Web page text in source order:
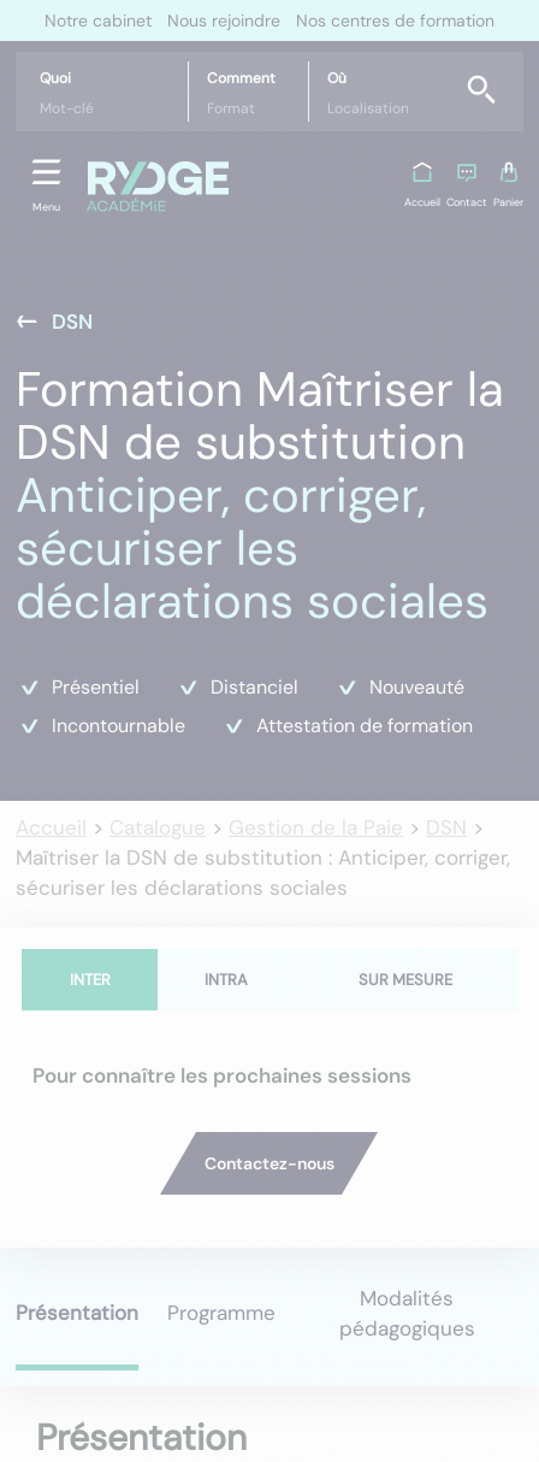
Notre cabinet Nous rejoindre Nos centres de formation
Quoi Comment Où
Menu Accueil Contact Panier
DSN
Formation Maîtriser la
DSN de substitution
Anticiper, corriger,
sécuriser les
déclarations sociales
Présentiel Distanciel
Nouveauté
Incontournable
Attestation de formation
Accueil > Catalogue > Gestion de la Paie > DSN >
Maîtriser la DSN de substitution : Anticiper, corriger,
sécuriser les déclarations sociales
INTER INTRA SUR MESURE
Pour connaître les prochaines sessions
Contactez-nous
Présentation Programme
Modalités
pédagogiques
Présentation